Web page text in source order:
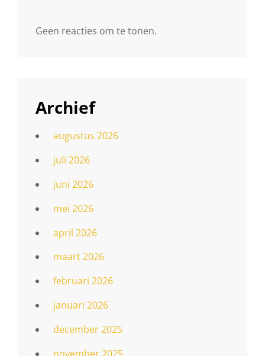
Geen reacties om te tonen.
Archief
augustus 2026
juli 2026
juni 2026
mei 2026
april 2026
maart 2026
februari 2026
januari 2026
december 2025
november 2025